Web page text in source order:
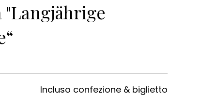
"Langjährige
Incluso confezione & biglietto